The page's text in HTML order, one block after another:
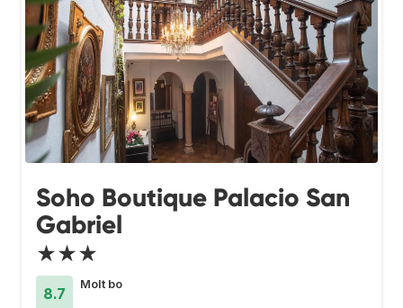
Soho Boutique Palacio San
Gabriel
★★★
8.7
Molt bo